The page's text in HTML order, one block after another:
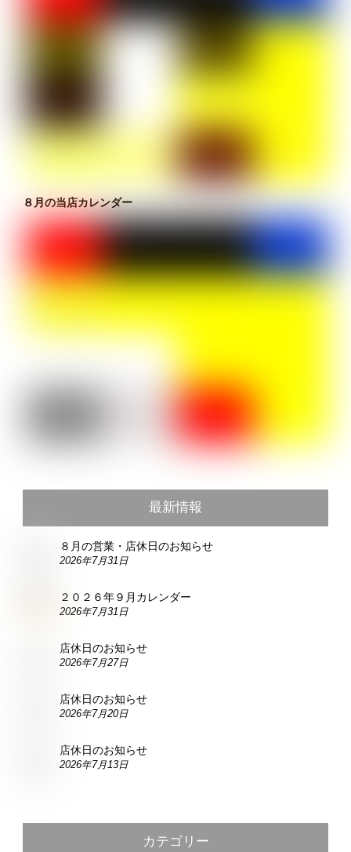
８月の当店カレンダー
最新情報
８月の営業・店休日のお知らせ
2026年7月31日
２０２６年９月カレンダー
2026年7月31日
店休日のお知らせ
2026年7月27日
店休日のお知らせ
2026年7月20日
店休日のお知らせ
2026年7月13日
カテゴリー